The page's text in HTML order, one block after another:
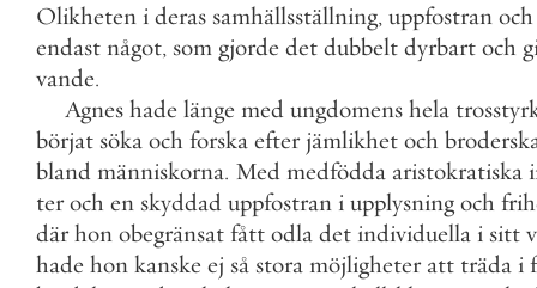
Olikheten i deras samhällsställning, uppfostran och
endast något, som gjorde det dubbelt dyrbart och
vande.
Agnes hade länge med ungdomens hela
börjat söka och forska efter jämlikhet och
bland människorna. Med medfödda aristokratiska
ter och en skyddad uppfostran i upplysning och
där hon obegränsat fått odla det individuella i sitt
hade hon kanske ej så stora möjligheter att träda i